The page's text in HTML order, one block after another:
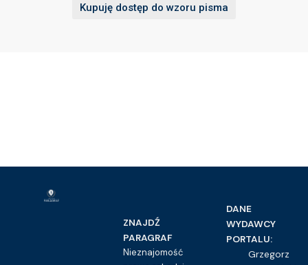
Kupuję dostęp do wzoru pisma
ZNAJDŹ
PARAGRAF
Nieznajomość
DANE
WYDAWCY
PORTALU:
Grzegorz